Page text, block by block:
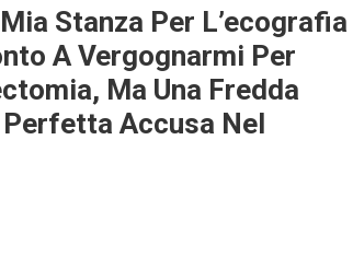
Stanza Per L’ecografia
A Vergognarmi Per
Ma Una Fredda
Accusa Nel